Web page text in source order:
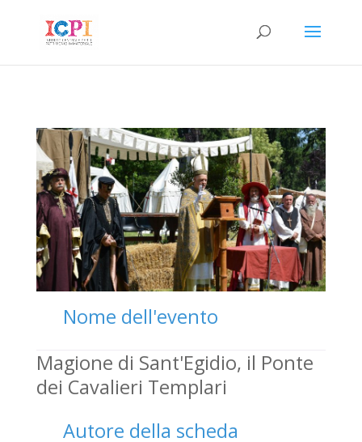
Nome dell'evento
Magione di Sant'Egidio, il Ponte
dei Cavalieri Templari
Autore della scheda